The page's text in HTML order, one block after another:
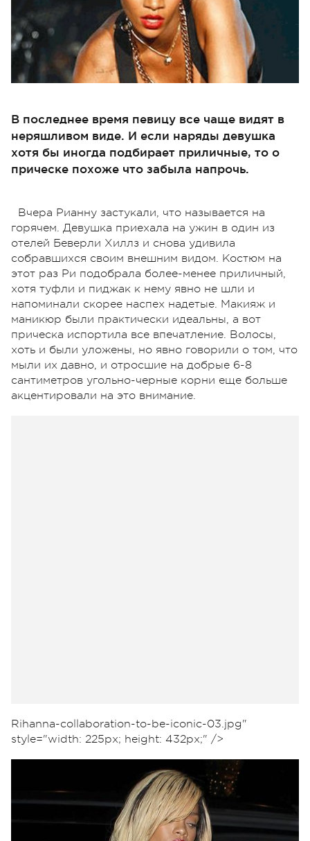
В последнее время певицу все чаще видят в
неряшливом виде. И если наряды девушка
хотя бы иногда подбирает приличные, то о
прическе похоже что забыла напрочь.
Вчера Рианну застукали, что называется на
горячем. Девушка приехала на ужин в один из
отелей Беверли Хиллз и снова удивила
собравшихся своим внешним видом. Костюм на
этот раз Ри подобрала более-менее приличный,
хотя туфли и пиджак к нему явно не шли и
напоминали скорее наспех надетые. Макияж и
маникюр были практически идеальны, а вот
прическа испортила все впечатление. Волосы,
хоть и были уложены, но явно говорили о том, что
мыли их давно, и отросшие на добрые 6-8
сантиметров угольно-черные корни еще больше
акцентировали на это внимание.
Rihanna-collaboration-to-be-iconic-03.jpg"
style="width: 225px; height: 432px;" />